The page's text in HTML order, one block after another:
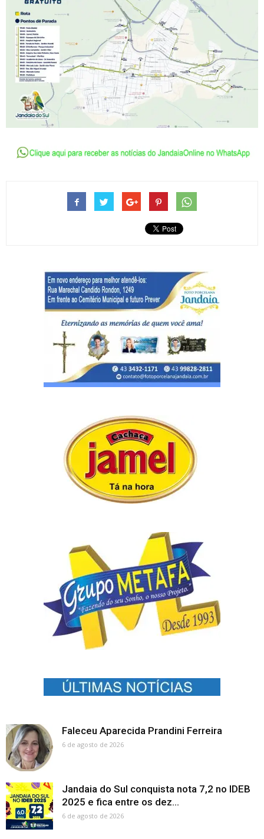
Faleceu Aparecida Prandini Ferreira
6 de agosto de 2026
Jandaia do Sul conquista nota 7,2 no IDEB
2025 e fica entre os dez...
6 de agosto de 2026